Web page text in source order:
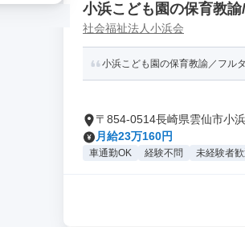
小浜こども園の保育教
社会福祉法人小浜会
小浜こども園の保育教諭／フル
〒854-0514長崎県雲仙市小
月給23万160円
車通勤OK 経験不問 未経験者